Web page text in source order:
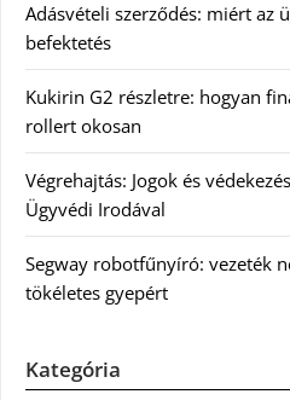
Adásvételi szerződés: miért az
befektetés
Kukirin G2 részletre: hogyan
rollert okosan
Végrehajtás: Jogok és
Ügyvédi Irodával
Segway robotfűnyíró: vezeték
tökéletes gyepért
Kategória